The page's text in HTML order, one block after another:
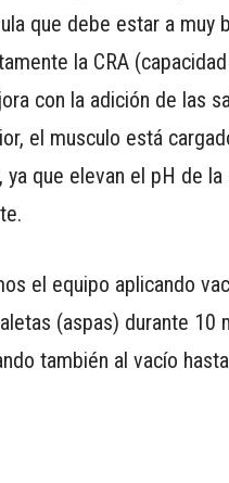
que debe estar a
la CRA
con la adición de las
el musculo está
que elevan el pH de
el equipo aplicando
(aspas) durante
también al vacío